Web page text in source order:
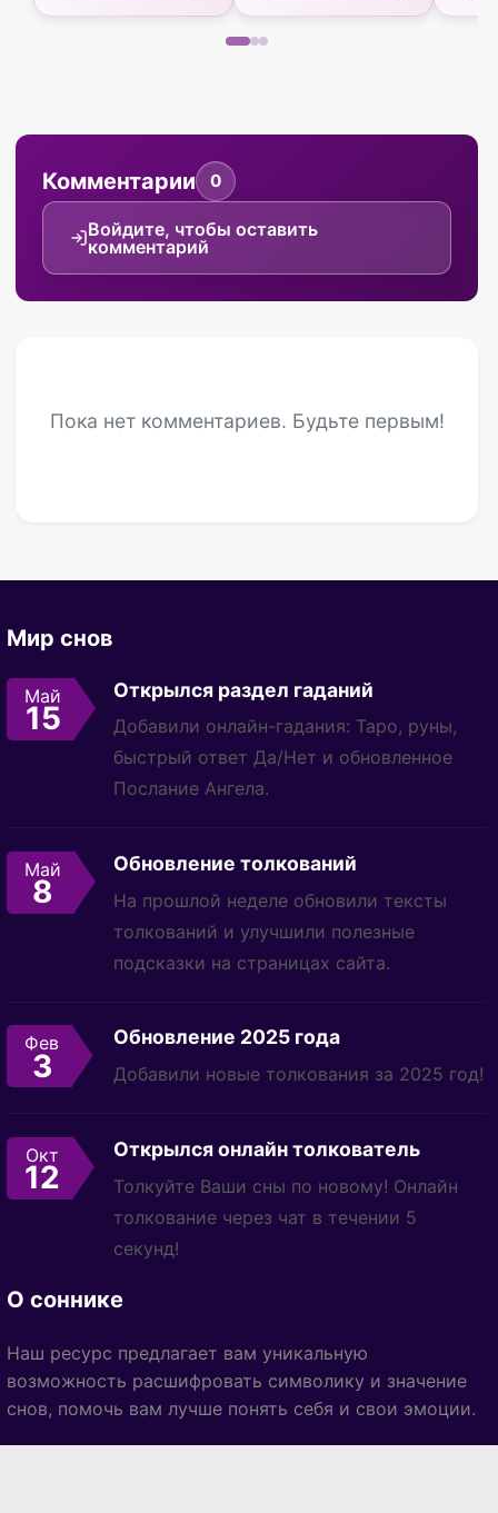
Комментарии 0
Войдите, чтобы оставить
комментарий
Пока нет комментариев. Будьте первым!
Мир снов
Май
15
Открылся раздел гаданий
Добавили онлайн-гадания: Таро, руны,
быстрый ответ Да/Нет и обновленное
Послание Ангела.
Май
8
Обновление толкований
На прошлой неделе обновили тексты
толкований и улучшили полезные
подсказки на страницах сайта.
Фев
3
Обновление 2025 года
Добавили новые толкования за 2025 год!
Окт
12
Открылся онлайн толкователь
Толкуйте Ваши сны по новому! Онлайн
толкование через чат в течении 5
секунд!
О соннике
Наш ресурс предлагает вам уникальную
возможность расшифровать символику и значение
снов, помочь вам лучше понять себя и свои эмоции.